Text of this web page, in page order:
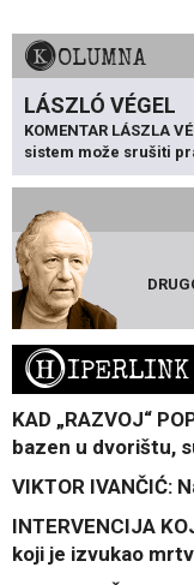
KOLUMNA
LÁSZLÓ VÉGEL
KOMENTAR LÁSZLA
sistem može srušiti
HIPERLINK
KAD „RAZVOJ“
bazen u dvorištu,
VIKTOR IVANČIĆ:
INTERVENCIJA
koji je izvukao